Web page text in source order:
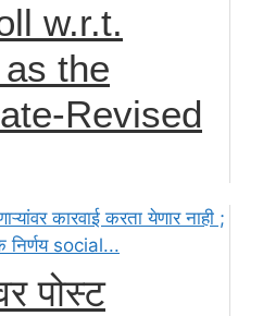
w.r.t.
the
Revised
पोस्ट